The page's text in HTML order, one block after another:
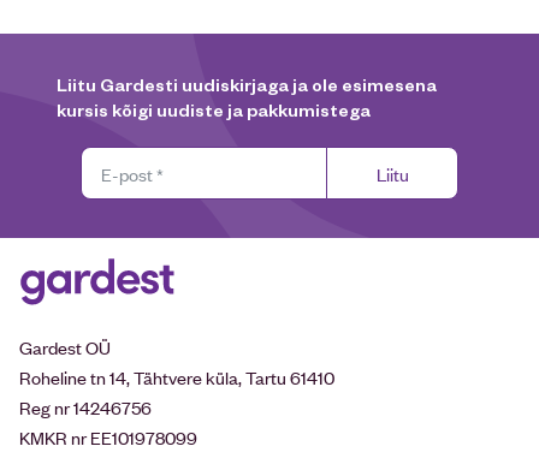
Liitu Gardesti uudiskirjaga ja ole esimesena
kursis kõigi uudiste ja pakkumistega
Liitu
Gardest OÜ
Roheline tn 14, Tähtvere küla, Tartu 61410
Reg nr 14246756
KMKR nr EE101978099